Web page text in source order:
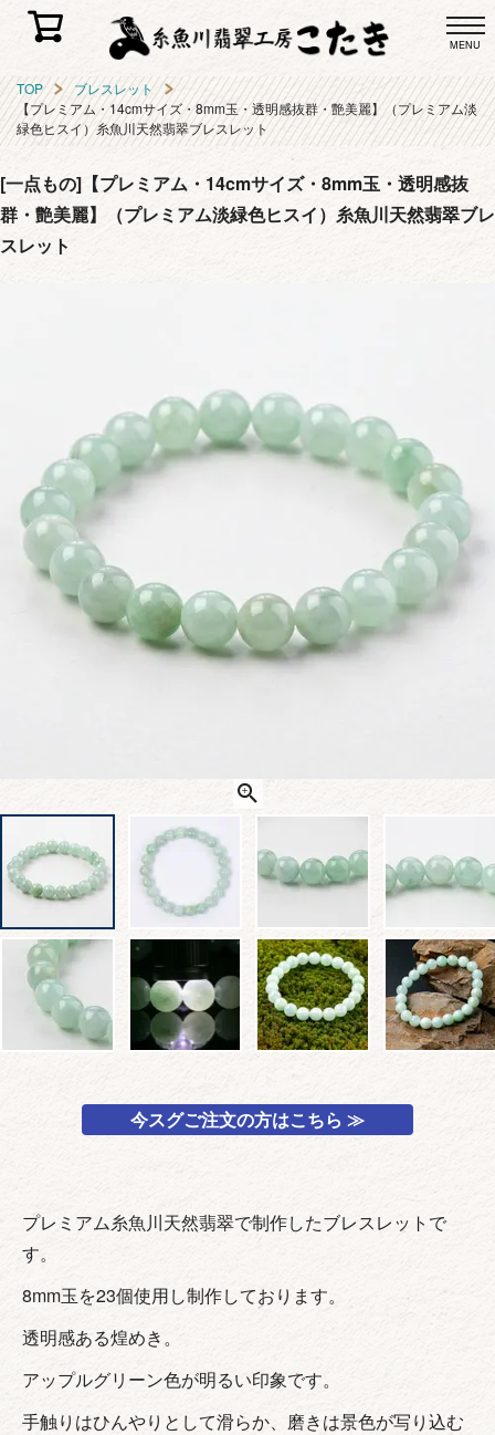
MENU
TOP
ブレスレット
【プレミアム・14cmサイズ・8mm玉・透明感抜群・艶美麗】（プレミアム淡
緑色ヒスイ）糸魚川天然翡翠ブレスレット
[一点もの]【プレミアム・14cmサイズ・8mm玉・透明感抜
群・艶美麗】（プレミアム淡緑色ヒスイ）糸魚川天然翡翠ブレ
スレット
今スグご注文の方はこちら ≫
プレミアム糸魚川天然翡翠で制作したブレスレットで
す。
8mm玉を23個使用し制作しております。
透明感ある煌めき。
アップルグリーン色が明るい印象です。
手触りはひんやりとして滑らか、磨きは景色が写り込む